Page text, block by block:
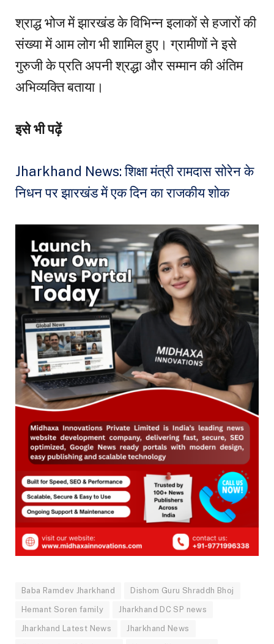
श्राद्ध भोज में झारखंड के विभिन्न इलाकों से हजारों की
संख्या में आम लोग भी शामिल हुए। ग्रामीणों ने इसे
गुरुजी के प्रति अपनी श्रद्धा और सम्मान की अंतिम
अभिव्यक्ति बताया।
इसे भी पढ़ें
Jharkhand News: शिक्षा मंत्री रामदास सोरेन के
निधन पर झारखंड में एक दिन का राजकीय शोक
Baba Ramdev Jharkhand Dishom Guru Shraddh Bhoj
Hemant Soren family Jharkhand DC SP news
Jharkhand Latest News Jharkhand News